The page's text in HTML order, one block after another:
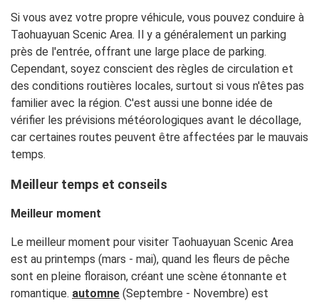
Si vous avez votre propre véhicule, vous pouvez conduire à
Taohuayuan Scenic Area. Il y a généralement un parking
près de l'entrée, offrant une large place de parking.
Cependant, soyez conscient des règles de circulation et
des conditions routières locales, surtout si vous n'êtes pas
familier avec la région. C'est aussi une bonne idée de
vérifier les prévisions météorologiques avant le décollage,
car certaines routes peuvent être affectées par le mauvais
temps.
Meilleur temps et conseils
Meilleur moment
Le meilleur moment pour visiter Taohuayuan Scenic Area
est au printemps (mars - mai), quand les fleurs de pêche
sont en pleine floraison, créant une scène étonnante et
romantique. automne (Septembre - Novembre) est